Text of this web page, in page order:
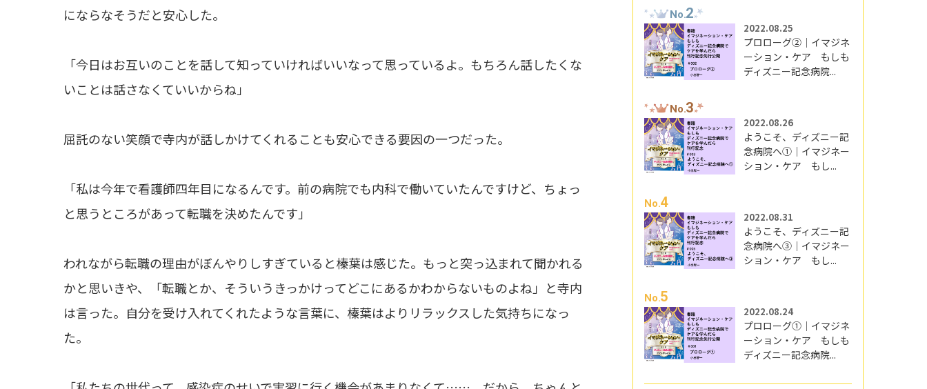
にならなそうだと安心した。
「今日はお互いのことを話して知っていければいいなって思っているよ。もちろん話したくな
いことは話さなくていいからね」
屈託のない笑顔で寺内が話しかけてくれることも安心できる要因の一つだった。
「私は今年で看護師四年目になるんです。前の病院でも内科で働いていたんですけど、ちょっ
と思うところがあって転職を決めたんです」
われながら転職の理由がぼんやりしすぎていると榛葉は感じた。もっと突っ込まれて聞かれる
かと思いきや、「転職とか、そういうきっかけってどこにあるかわからないものよね」と寺内
は言った。自分を受け入れてくれたような言葉に、榛葉はよりリラックスした気持ちになっ
た。
No.2
2022.08.25
プロローグ②｜イマジネ
ーション・ケア もしも
ディズニー記念病院...
No.3
2022.08.26
ようこそ、ディズニー記
念病院へ①｜イマジネー
ション・ケア もし...
No.4
2022.08.31
ようこそ、ディズニー記
念病院へ③｜イマジネー
ション・ケア もし...
No.5
2022.08.24
プロローグ①｜イマジネ
ーション・ケア もしも
ディズニー記念病院...